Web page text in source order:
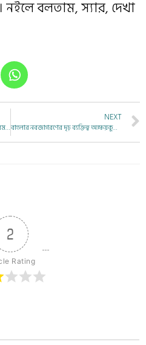
নইলে বলতাম, স্যার, দেখা
Memoirs of an Accidental Doctor: নবম পর্ব
NEXT
বাংলার নবজাগরণের দৃঢ় ব্যক্তিত্ব অক্ষয়কুমার দত্ত
2
Rating